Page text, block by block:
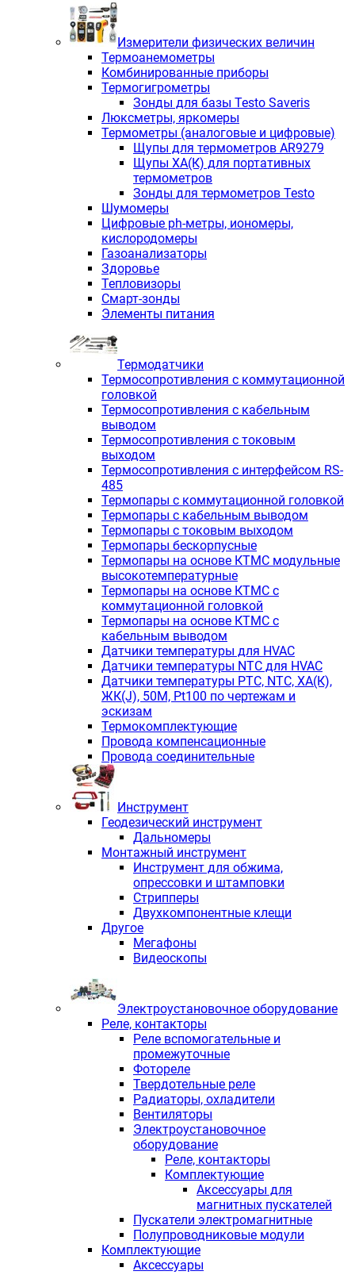
Измерители физических величин
Термоанемометры
Комбинированные приборы
Термогигрометры
Зонды для базы Testo Saveris
Люксметры, яркомеры
Термометры (аналоговые и цифровые)
Щупы для термометров AR9279
Щупы ХА(К) для портативных
термометров
Зонды для термометров Testo
Шумомеры
Цифровые ph-метры, иономеры,
кислородомеры
Газоанализаторы
Здоровье
Тепловизоры
Смарт-зонды
Элементы питания
Термодатчики
Термосопротивления с коммутационной
головкой
Термосопротивления с кабельным
выводом
Термосопротивления с токовым
выходом
Термосопротивления с интерфейсом RS-
485
Термопары с коммутационной головкой
Термопары с кабельным выводом
Термопары с токовым выходом
Термопары бескорпусные
Термопары на основе КТМС модульные
высокотемпературные
Термопары на основе КТМС с
коммутационной головкой
Термопары на основе КТМС с
кабельным выводом
Датчики температуры для HVAC
Датчики температуры NTC для HVAC
Датчики температуры PTС, NTC, ХА(К),
ЖК(J), 50М, Pt100 по чертежам и
эскизам
Термокомплектующие
Провода компенсационные
Провода соединительные
Инструмент
Геодезический инструмент
Дальномеры
Монтажный инструмент
Инструмент для обжима,
опрессовки и штамповки
Стрипперы
Двухкомпонентные клещи
Другое
Мегафоны
Видеоскопы
Электроустановочное оборудование
Реле, контакторы
Реле вспомогательные и
промежуточные
Фотореле
Твердотельные реле
Радиаторы, охладители
Вентиляторы
Электроустановочное
оборудование
Реле, контакторы
Комплектующие
Аксессуары для
магнитных пускателей
Пускатели электромагнитные
Полупроводниковые модули
Комплектующие
Аксессуары